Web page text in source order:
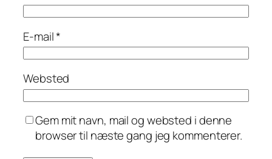
E-mail*
Websted
Gem mit navn, mail og websted i denne
browser til næste gang jeg kommenterer.